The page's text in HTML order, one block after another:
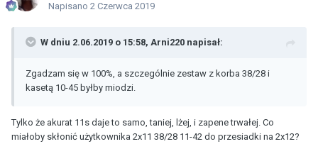
Napisano 2 Czerwca 2019
W dniu 2.06.2019 o 15:58, Arni220 napisał:
Zgadzam się w 100%, a szczególnie zestaw z korba 38/28 i
kasetą 10-45 byłby miodzi.
Tylko że akurat 11s daje to samo, taniej, lżej, i zapene trwałej. Co
miałoby skłonić użytkownika 2x11 38/28 11-42 do przesiadki na 2x12?